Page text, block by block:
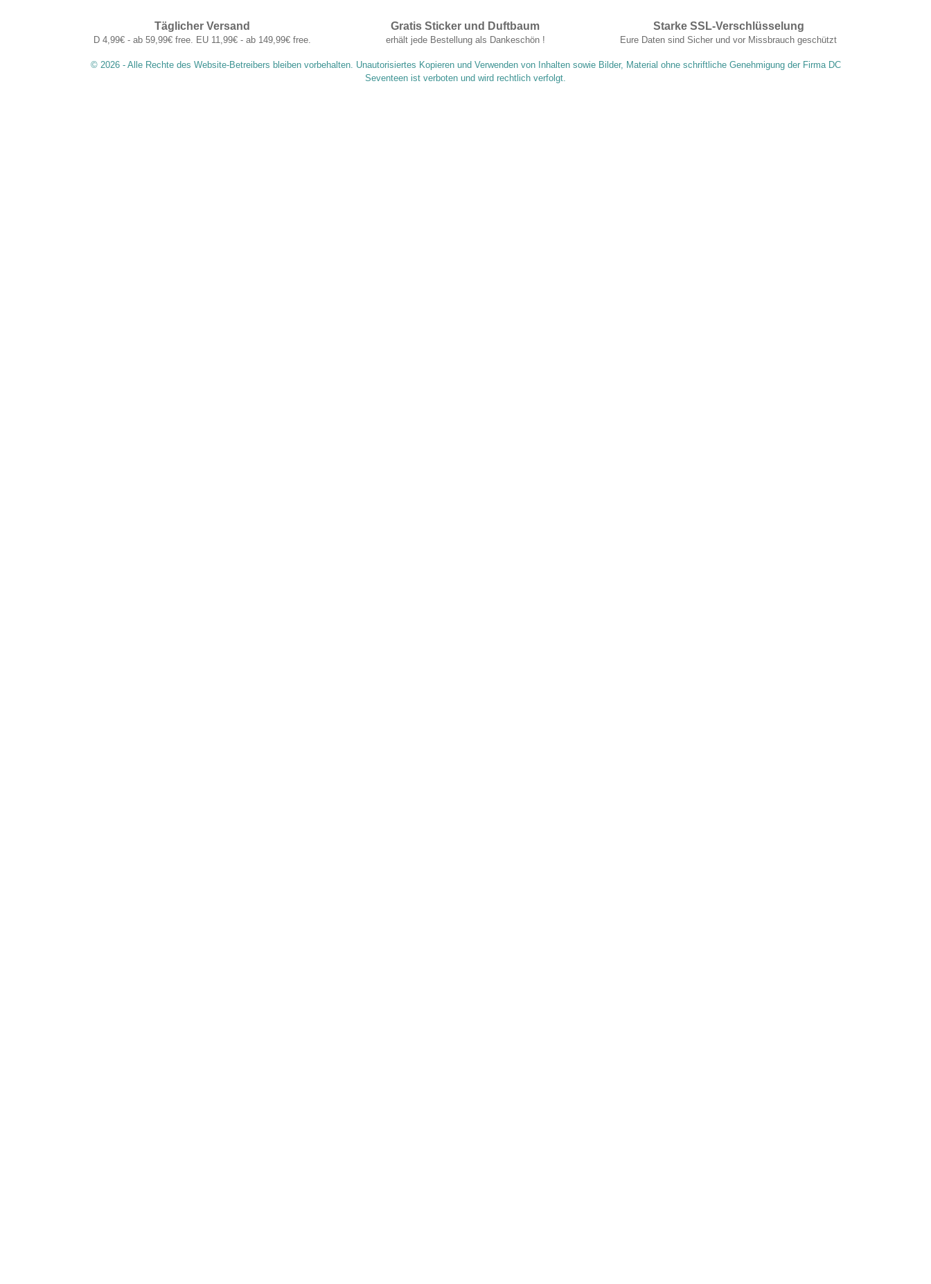
Täglicher Versand
D 4,99€ - ab 59,99€ free. EU 11,99€ - ab 149,99€ free.
Gratis Sticker und Duftbaum
erhält jede Bestellung als Dankeschön !
Starke SSL-Verschlüsselung
Eure Daten sind Sicher und vor Missbrauch geschützt
© 2026 - Alle Rechte des Website-Betreibers bleiben vorbehalten. Unautorisiertes Kopieren und Verwenden von Inhalten sowie Bilder, Material ohne schriftliche Genehmigung der Firma DC
Seventeen ist verboten und wird rechtlich verfolgt.